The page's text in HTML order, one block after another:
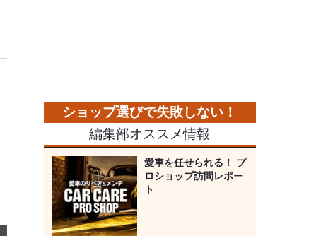
編集部オススメ情報
愛車を任せられる！ プ
ロショップ訪問レポー
ト